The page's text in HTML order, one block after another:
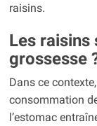
raisins.
Les raisins
grossesse
Dans ce
consommation
l’estomac